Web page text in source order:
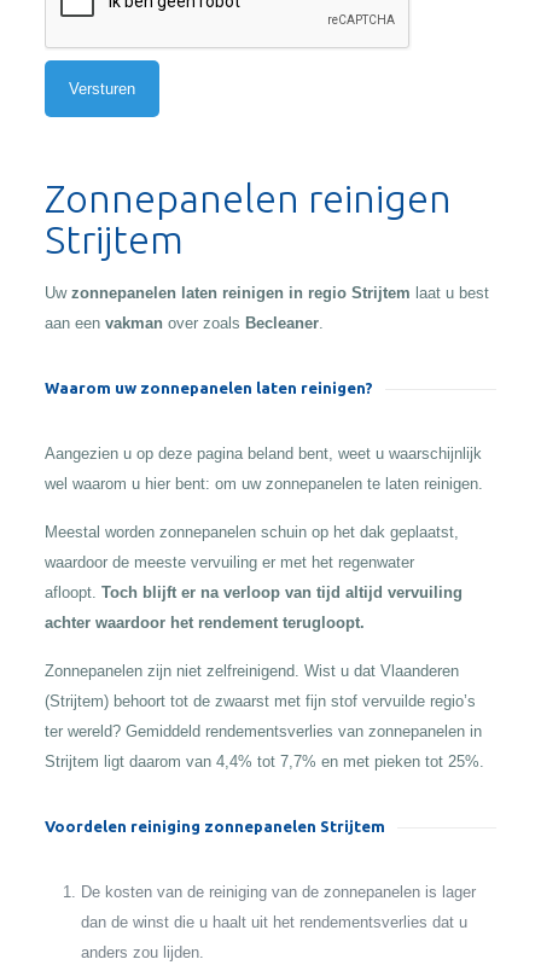
Zonnepanelen reinigen
Strijtem
Uw zonnepanelen laten reinigen in regio Strijtem laat u best
aan een vakman over zoals Becleaner.
Waarom uw zonnepanelen laten reinigen?
Aangezien u op deze pagina beland bent, weet u waarschijnlijk
wel waarom u hier bent: om uw zonnepanelen te laten reinigen.
Meestal worden zonnepanelen schuin op het dak geplaatst,
waardoor de meeste vervuiling er met het regenwater
afloopt. Toch blijft er na verloop van tijd altijd vervuiling
achter waardoor het rendement terugloopt.
Zonnepanelen zijn niet zelfreinigend. Wist u dat Vlaanderen
(Strijtem) behoort tot de zwaarst met fijn stof vervuilde regio’s
ter wereld? Gemiddeld rendementsverlies van zonnepanelen in
Strijtem ligt daarom van 4,4% tot 7,7% en met pieken tot 25%.
Voordelen reiniging zonnepanelen Strijtem
De kosten van de reiniging van de zonnepanelen is lager
dan de winst die u haalt uit het rendementsverlies dat u
anders zou lijden.